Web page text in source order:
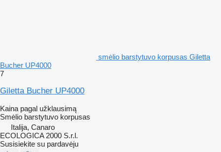
smėlio barstytuvo korpusas Giletta
Bucher UP4000
7
Giletta Bucher UP4000
Kaina pagal užklausimą
Smėlio barstytuvo korpusas
Italija, Canaro
ECOLOGICA 2000 S.r.l.
Susisiekite su pardavėju